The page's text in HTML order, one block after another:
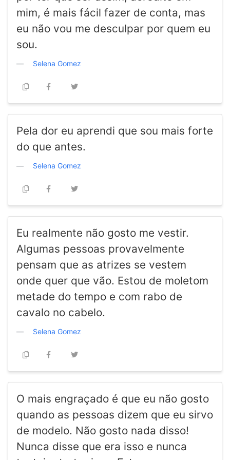
mim, é mais fácil fazer de conta, mas
eu não vou me desculpar por quem eu
sou.
Selena Gomez
Pela dor eu aprendi que sou mais forte
do que antes.
Selena Gomez
Eu realmente não gosto me vestir.
Algumas pessoas provavelmente
pensam que as atrizes se vestem
onde quer que vão. Estou de moletom
metade do tempo e com rabo de
cavalo no cabelo.
Selena Gomez
O mais engraçado é que eu não gosto
quando as pessoas dizem que eu sirvo
de modelo. Não gosto nada disso!
Nunca disse que era isso e nunca